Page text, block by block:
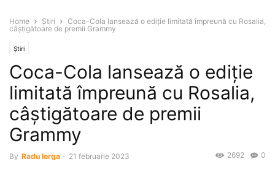
Home Știri
Coca-Cola lansează o ediţie limitată împreună cu Rosalia,
câştigătoare de premii Grammy
Știri
Coca-Cola lansează o ediţie
limitată împreună cu Rosalia,
câştigătoare de premii
Grammy
By Radu Iorga - 21 februarie 2023 0
2692